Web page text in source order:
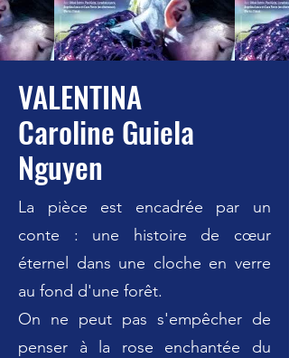
VALENTINA
Caroline Guiela
Nguyen
La pièce est encadrée par un
conte : une histoire de cœur
éternel dans une cloche en verre
au fond d'une forêt.
On ne peut pas s'empêcher de
penser à la rose enchantée du